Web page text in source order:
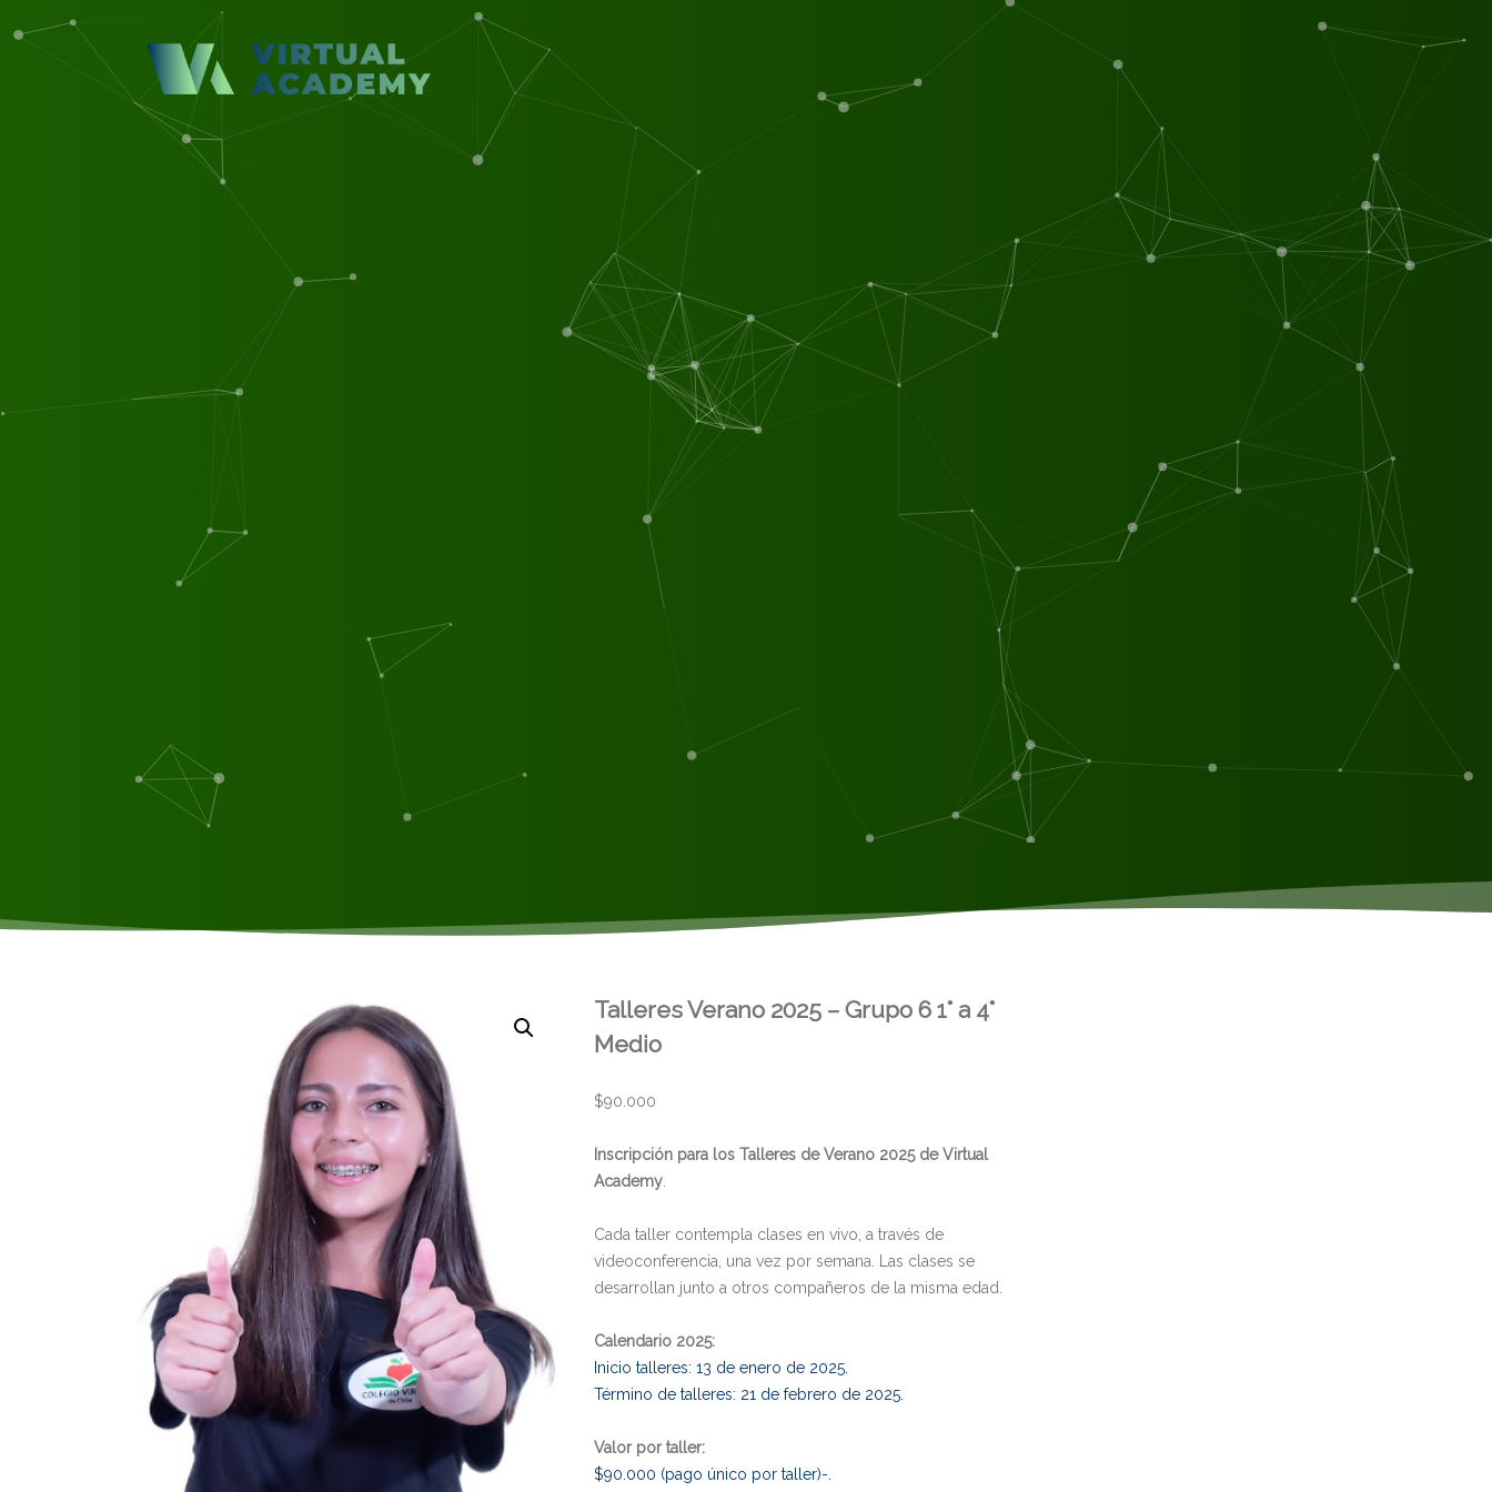
Talleres Verano 2025 – Grupo 6 1° a 4°
Medio
$90.000
Inscripción para los Talleres de Verano 2025 de Virtual
Academy
Cada taller contempla clases en vivo, a través de
videoconferencia, una vez por semana. Las clases se
desarrollan junto a otros compañeros de la misma edad.
Calendario 2025:
Inicio talleres: 13 de enero de 2025.
Término de talleres: 21 de febrero de 2025.
Valor por taller:
$90.000 (pago único por taller)-.